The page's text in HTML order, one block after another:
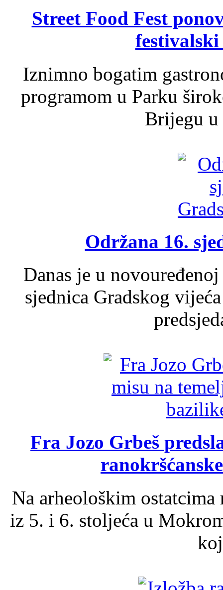
Street Food Fest
Iznimno bogatim
programom u Parku
Brijegu u
Održana 16.
Danas je u
sjednica Gradskog
Fra Jozo Grbeš
Na arheološkim
iz 5. i 6. stoljeća u